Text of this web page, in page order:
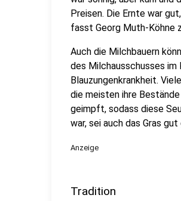
Preisen. Die Ernte war
fasst Georg Muth-Köhne
Auch die Milchbauern
des Milchausschusses im
Blauzungenkrankheit.
die meisten ihre
geimpft, sodass diese
war, sei auch das Gras
Anzeige
Tradition